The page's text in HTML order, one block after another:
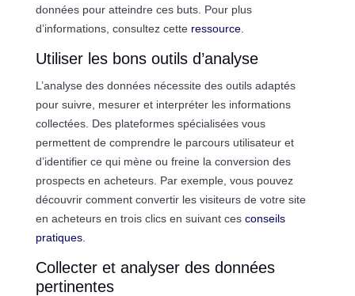
données pour atteindre ces buts. Pour plus
d’informations, consultez cette ressource.
Utiliser les bons outils d’analyse
L’analyse des données nécessite des outils adaptés
pour suivre, mesurer et interpréter les informations
collectées. Des plateformes spécialisées vous
permettent de comprendre le parcours utilisateur et
d’identifier ce qui mène ou freine la conversion des
prospects en acheteurs. Par exemple, vous pouvez
découvrir comment convertir les visiteurs de votre site
en acheteurs en trois clics en suivant ces conseils
pratiques.
Collecter et analyser des données
pertinentes